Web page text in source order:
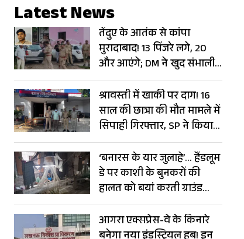
Latest News
तेंदुए के आतंक से कांपा
मुरादाबाद! 13 पिंजरे लगे, 20
और आएंगे; DM ने खुद संभाली
कमान
श्रावस्ती में खाकी पर दाग! 16
साल की छात्रा की मौत मामले में
सिपाही गिरफ्तार, SP ने किया
सस्पेंड
‘बनारस के यार जुलाहे’… हैंडलूम
डे पर काशी के बुनकरों की
हालत को बयां करती ग्राउंड
रिपोर्ट
आगरा एक्सप्रेस-वे के किनारे